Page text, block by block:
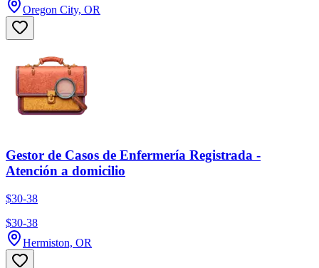
Oregon City, OR
Gestor de Casos de Enfermería Registrada -
Atención a domicilio
$30-38
$30-38
Hermiston, OR